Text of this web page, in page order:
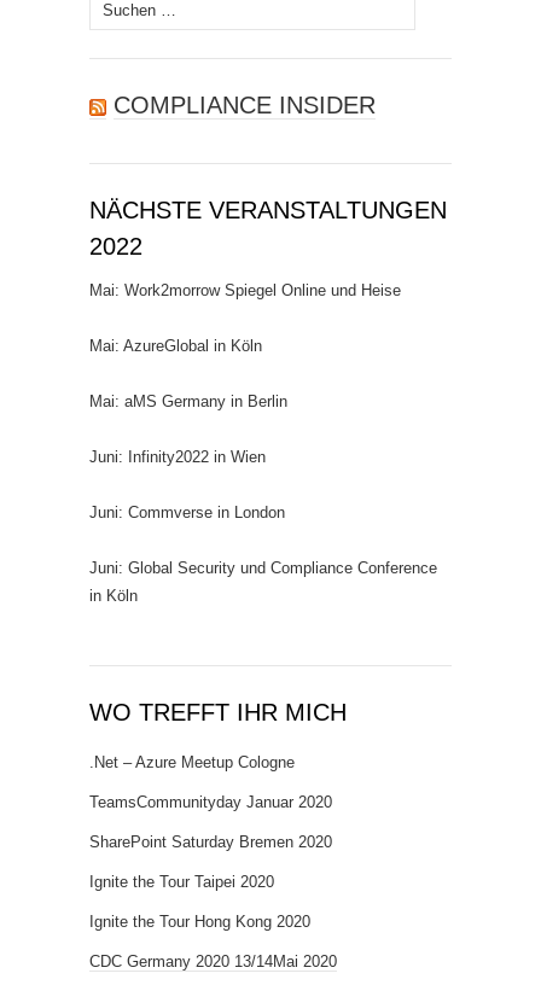
nach:
COMPLIANCE INSIDER
NÄCHSTE VERANSTALTUNGEN
2022
Mai: Work2morrow Spiegel Online und Heise
Mai: AzureGlobal in Köln
Mai: aMS Germany in Berlin
Juni: Infinity2022 in Wien
Juni: Commverse in London
Juni: Global Security und Compliance Conference
in Köln
WO TREFFT IHR MICH
.Net – Azure Meetup Cologne
TeamsCommunityday Januar 2020
SharePoint Saturday Bremen 2020
Ignite the Tour Taipei 2020
Ignite the Tour Hong Kong 2020
CDC Germany 2020 13/14Mai 2020